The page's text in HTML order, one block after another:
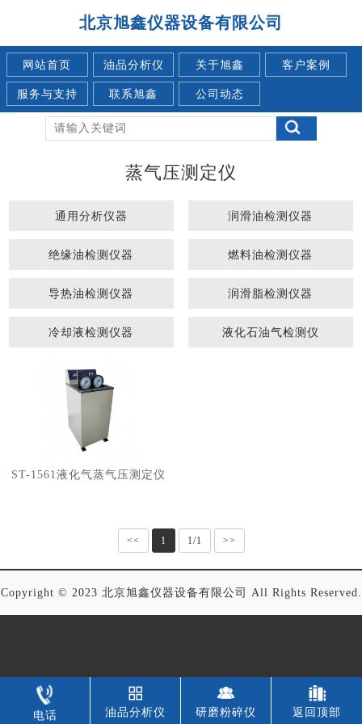
北京旭鑫仪器设备有限公司
网站首页 油品分析仪 关于旭鑫 客户案例
服务与支持 联系旭鑫 公司动态
蒸气压测定仪
通用分析仪器 润滑油检测仪器
绝缘油检测仪器 燃料油检测仪器
导热油检测仪器 润滑脂检测仪器
冷却液检测仪器 液化石油气检测仪
ST-1561液化气蒸气压测定仪
<< 1 1/1 >>
Copyright © 2023 北京旭鑫仪器设备有限公司 All Rights Reserved.
电话 油品分析仪 研磨粉碎仪 返回顶部